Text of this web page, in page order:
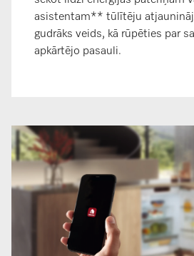
asistentam** tūlītēju
gudrāks veids, kā rūpēties par
apkārtējo pasauli.